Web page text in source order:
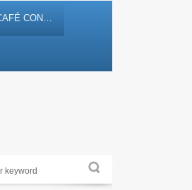
CON…
ocio y entretenimiento